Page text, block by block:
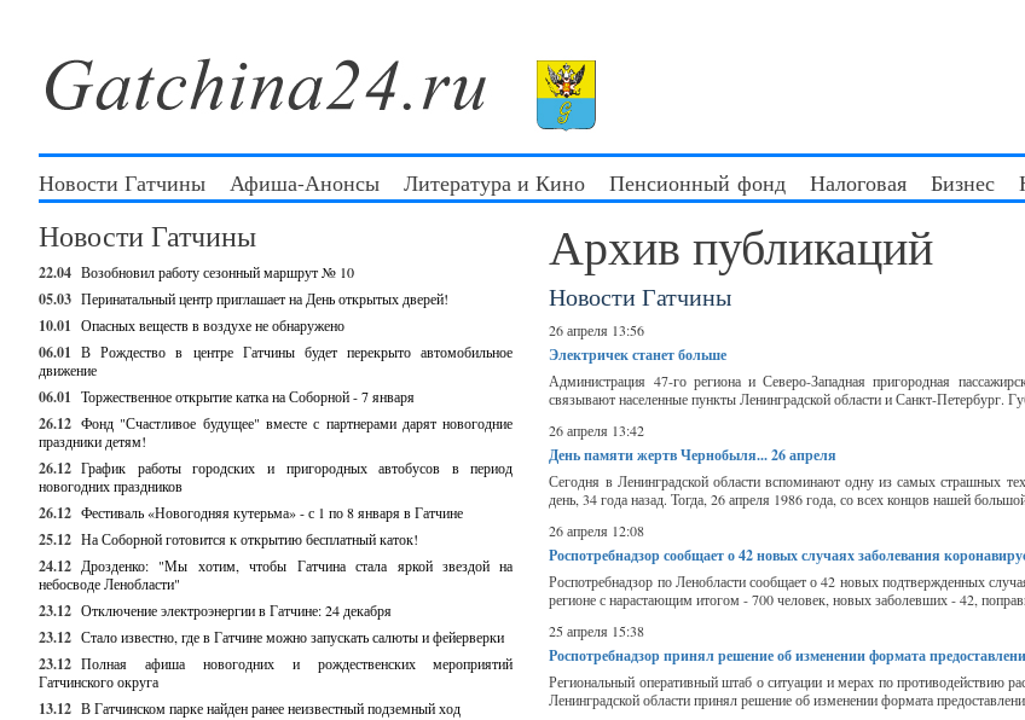
Новости Гатчины Афиша-Анонсы Литература и Кино Пенсионный фонд Налоговая Бизнес
Новости Гатчины
22.04 Возобновил работу сезонный маршрут № 10
05.03 Перинатальный центр приглашает на День открытых дверей!
10.01 Опасных веществ в воздухе не обнаружено
06.01 В Рождество в центре Гатчины будет перекрыто автомобильное
движение
06.01 Торжественное открытие катка на Соборной - 7 января
26.12 Фонд "Счастливое будущее" вместе с партнерами дарят новогодние
праздники детям!
26.12 График работы городских и пригородных автобусов в период
новогодних праздников
26.12 Фестиваль «Новогодняя кутерьма» - с 1 по 8 января в Гатчине
25.12 На Соборной готовится к открытию бесплатный каток!
24.12 Дрозденко: "Мы хотим, чтобы Гатчина стала яркой звездой на
небосводе Ленобласти"
23.12 Отключение электроэнергии в Гатчине: 24 декабря
23.12 Стало известно, где в Гатчине можно запускать салюты и фейерверки
23.12 Полная афиша новогодних и рождественских мероприятий
Гатчинского округа
13.12 В Гатчинском парке найден ранее неизвестный подземный ход
Архив публикаций
Новости Гатчины
26 апреля 13:56
Электричек станет больше
Администрация 47-го региона и Северо-Западная пригородная
связывают населенные пункты Ленинградской области и Санкт-Петербург.
26 апреля 13:42
День памяти жертв Чернобыля... 26 апреля
Сегодня в Ленинградской области вспоминают одну из самых страшных
день, 34 года назад. Тогда, 26 апреля 1986 года, со всех концов нашей
26 апреля 12:08
Роспотребнадзор сообщает о 42 новых случаях заболевания
Роспотребнадзор по Ленобласти сообщает о 42 новых подтвержденных
регионе с нарастающим итогом - 700 человек, новых заболевших - 42,
25 апреля 15:38
Роспотребнадзор принял решение об изменении формата
Региональный оперативный штаб о ситуации и мерах по противодействию
Ленинградской области принял решение об изменении формата